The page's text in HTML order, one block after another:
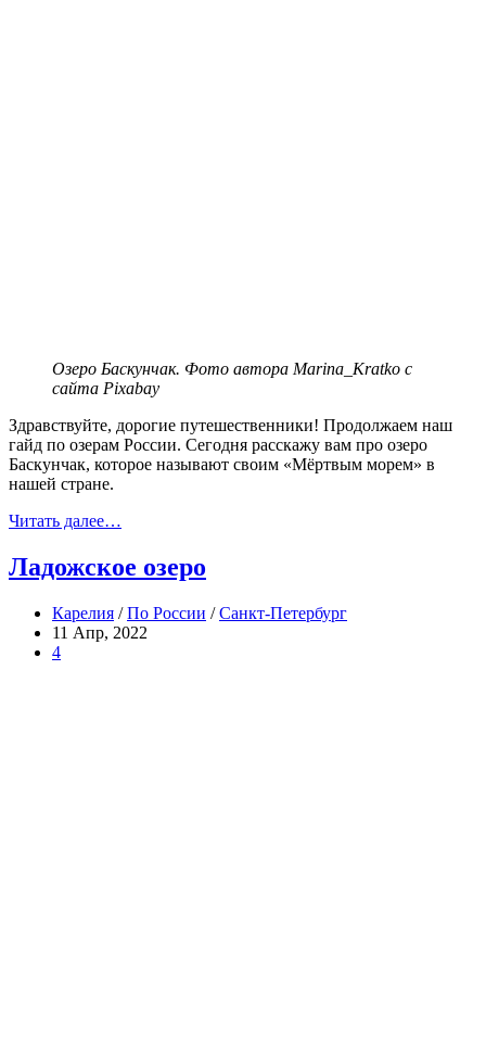
Озеро Баскунчак. Фото автора Marina_Kratko с
сайта Pixabay
Здравствуйте, дорогие путешественники! Продолжаем наш
гайд по озерам России. Сегодня расскажу вам про озеро
Баскунчак, которое называют своим «Мёртвым морем» в
нашей стране.
Читать далее…
Ладожское озеро
Карелия /По России /Санкт-Петербург
11 Апр, 2022
4